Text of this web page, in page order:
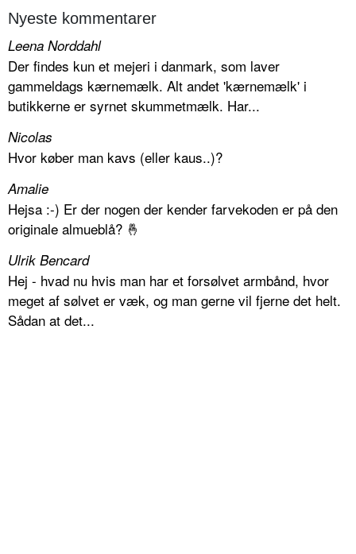
Nyeste kommentarer
Leena Norddahl
Der findes kun et mejeri i danmark, som laver
gammeldags kærnemælk. Alt andet 'kærnemælk' i
butikkerne er syrnet skummetmælk. Har...
Nicolas
Hvor køber man kavs (eller kaus..)?
Amalie
Hejsa :-) Er der nogen der kender farvekoden er på den
originale almueblå? 🤞
Ulrik Bencard
Hej - hvad nu hvis man har et forsølvet armbånd, hvor
meget af sølvet er væk, og man gerne vil fjerne det helt.
Sådan at det...